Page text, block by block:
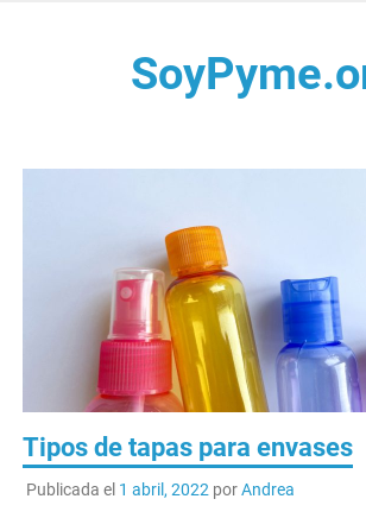
Tipos de tapas para envases
Publicada el 1 abril, 2022 porAndrea